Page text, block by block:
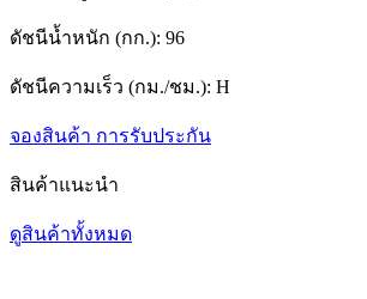
ดัชนีน้ำหนัก (กก.): 96
ดัชนีความเร็ว (กม./ชม.): H
จองสินค้า การรับประกัน
สินค้าแนะนำ
ดูสินค้าทั้งหมด